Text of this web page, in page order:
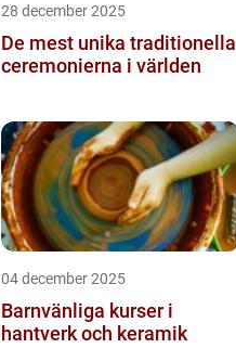
28 december 2025
De mest unika traditionella
ceremonierna i världen
04 december 2025
Barnvänliga kurser i
hantverk och keramik